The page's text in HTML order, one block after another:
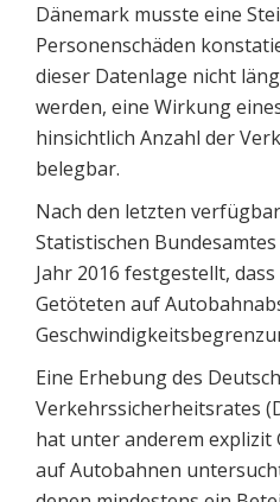
Dänemark musste eine
Personenschäden
dieser Datenlage nicht
werden, eine Wirkung
hinsichtlich Anzahl der
belegbar.
Nach den letzten
Statistischen
Jahr 2016 festgestellt,
Getöteten auf
Eine Erhebung des
Verkehrssicherheitsrates
hat unter anderem explizit
auf Autobahnen